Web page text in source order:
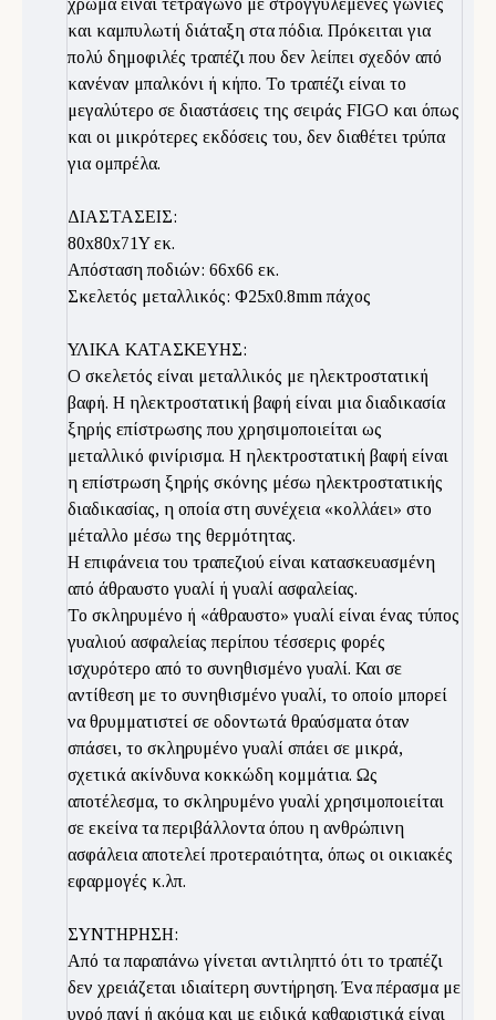
χρώμα είναι τετράγωνο με στρογγυλεμένες γωνίες
και καμπυλωτή διάταξη στα πόδια. Πρόκειται για
πολύ δημοφιλές τραπέζι που δεν λείπει σχεδόν από
κανέναν μπαλκόνι ή κήπο. Το τραπέζι είναι το
μεγαλύτερο σε διαστάσεις της σειράς FIGO και όπως
και οι μικρότερες εκδόσεις του, δεν διαθέτει τρύπα
για ομπρέλα.
ΔΙΑΣΤΑΣΕΙΣ:
80x80x71Y εκ.
Απόσταση ποδιών: 66x66 εκ.
Σκελετός μεταλλικός: Φ25x0.8mm πάχος
ΥΛΙΚΑ ΚΑΤΑΣΚΕΥΗΣ:
Ο σκελετός είναι μεταλλικός με ηλεκτροστατική
βαφή. Η ηλεκτροστατική βαφή είναι μια διαδικασία
ξηρής επίστρωσης που χρησιμοποιείται ως
μεταλλικό φινίρισμα. Η ηλεκτροστατική βαφή είναι
η επίστρωση ξηρής σκόνης μέσω ηλεκτροστατικής
διαδικασίας, η οποία στη συνέχεια «κολλάει» στο
μέταλλο μέσω της θερμότητας.
Η επιφάνεια του τραπεζιού είναι κατασκευασμένη
από άθραυστο γυαλί ή γυαλί ασφαλείας.
Το σκληρυμένο ή «άθραυστο» γυαλί είναι ένας τύπος
γυαλιού ασφαλείας περίπου τέσσερις φορές
ισχυρότερο από το συνηθισμένο γυαλί. Και σε
αντίθεση με το συνηθισμένο γυαλί, το οποίο μπορεί
να θρυμματιστεί σε οδοντωτά θραύσματα όταν
σπάσει, το σκληρυμένο γυαλί σπάει σε μικρά,
σχετικά ακίνδυνα κοκκώδη κομμάτια. Ως
αποτέλεσμα, το σκληρυμένο γυαλί χρησιμοποιείται
σε εκείνα τα περιβάλλοντα όπου η ανθρώπινη
ασφάλεια αποτελεί προτεραιότητα, όπως οι οικιακές
εφαρμογές κ.λπ.
ΣΥΝΤΗΡΗΣΗ:
Από τα παραπάνω γίνεται αντιληπτό ότι το τραπέζι
δεν χρειάζεται ιδιαίτερη συντήρηση. Ένα πέρασμα με
υγρό πανί ή ακόμα και με ειδικά καθαριστικά είναι